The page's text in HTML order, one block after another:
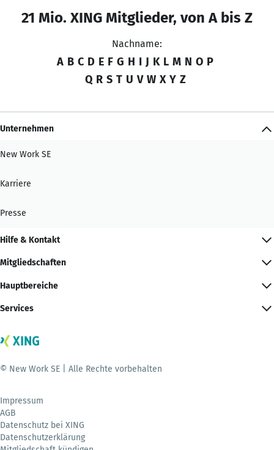
21 Mio. XING Mitglieder, von A bis Z
Nachname:
A B C D E F G H I J K L M N O P
Q R S T U V W X Y Z
Unternehmen
New Work SE
Karriere
Presse
Hilfe & Kontakt
Mitgliedschaften
Hauptbereiche
Services
© New Work SE | Alle Rechte vorbehalten
Impressum
AGB
Datenschutz bei XING
Datenschutzerklärung